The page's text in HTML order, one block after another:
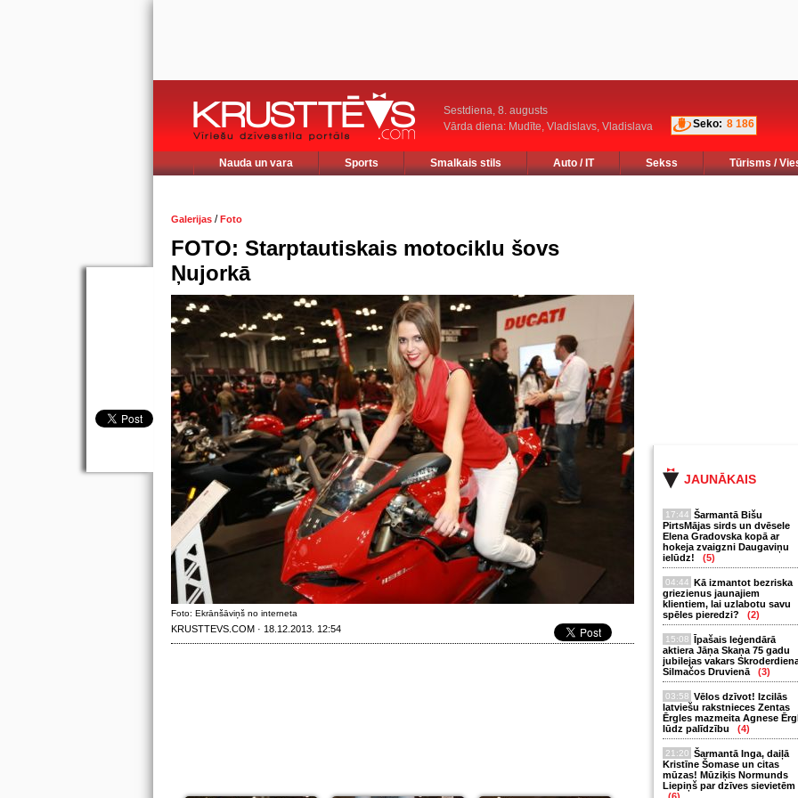
Sestdiena, 8. augusts
Vārda diena: Mudīte, Vladislavs, Vladislava
Seko: 8 186
Nauda un vara Sports Smalkais stils Auto / IT Sekss Tūrisms /
JAUNĀKAIS
17:44 Šarmantā Bišu
PirtsMājas sirds un dvēsele
Elena Gradovska kopā ar
hokeja zvaigzni Daugaviņu
ielūdz!
(5)
04:44 Kā izmantot bezriska
griezienus jaunajiem
klientiem, lai uzlabotu savu
spēles pieredzi?
(2)
15:08 Īpašais leģendārā
aktiera Jāņa Skaņa 75 gadu
jubilejas vakars
Silmačos Druvienā
(3)
03:58 Vēlos dzīvot! Izcilās
latviešu rakstnieces Zentas
Ērgles mazmeita Agnese
lūdz palīdzību
(4)
21:20 Šarmantā Inga, daiļā
Kristīne Šomase un citas
mūzas! Mūziķis Normunds
Liepiņš par dzīves sievietēm
Galerijas /Foto
FOTO: Starptautiskais motociklu šovs
Ņujorkā
Foto: Ekrānšāviņš no interneta
KRUSTTEVS.COM · 18.12.2013. 12:54